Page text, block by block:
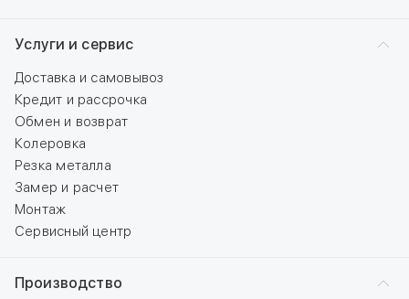
Услуги и сервис
Доставка и самовывоз
Кредит и рассрочка
Обмен и возврат
Колеровка
Резка металла
Замер и расчет
Монтаж
Сервисный центр
Производство